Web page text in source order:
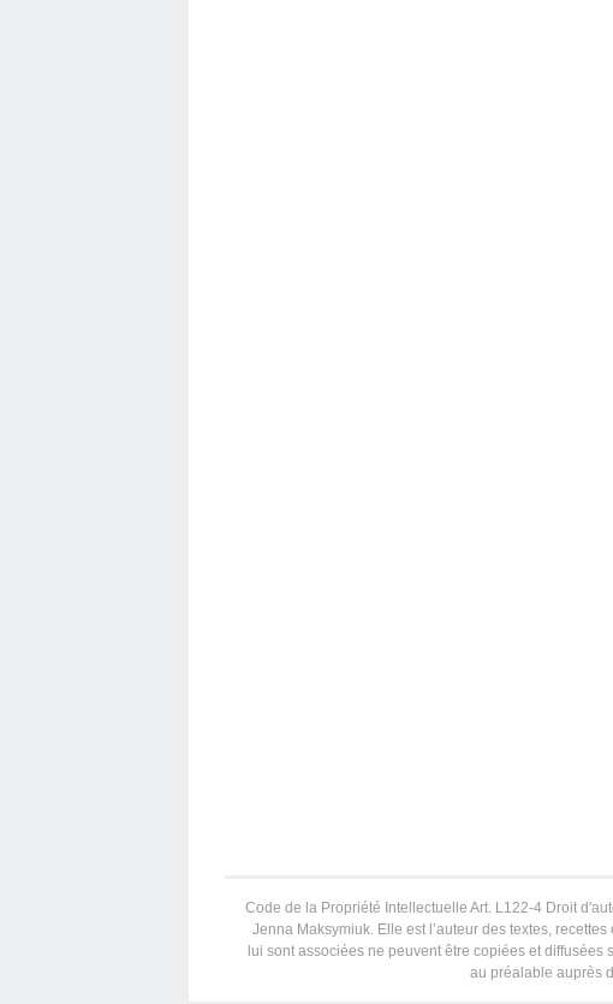
Code de la Propriété Intellectuelle Art. L122-4 Droit
Jenna Maksymiuk. Elle est l’auteur des textes,
lui sont associées ne peuvent être copiées et
au préalable auprès